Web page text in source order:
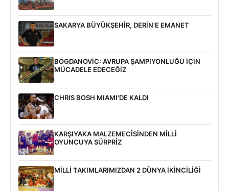
SAKARYA BÜYÜKŞEHİR, DERİN'E EMANET
BOGDANOVİC: AVRUPA ŞAMPİYONLUĞU İÇİN
MÜCADELE EDECEĞİZ
CHRIS BOSH MIAMI'DE KALDI
KARŞIYAKA MALZEMECİSİNDEN MİLLİ
OYUNCUYA SÜRPRİZ
MİLLİ TAKIMLARIMIZDAN 2 DÜNYA İKİNCİLİĞİ